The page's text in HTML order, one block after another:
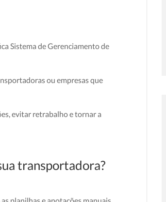
Sistema de Gerenciamento de
ou empresas que
evitar retrabalho e tornar a
transportadora?